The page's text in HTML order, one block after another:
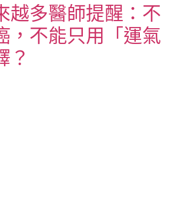
越多醫師提醒：不
，不能只用「運氣
？